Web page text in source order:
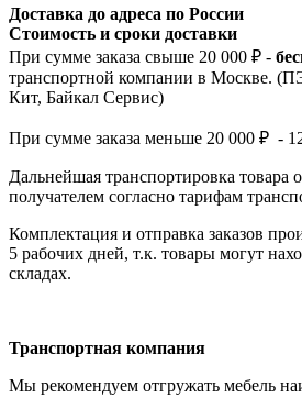
Доставка до адреса по России
Стоимость и сроки доставки
При сумме заказа свыше 20 000 ₽ -
транспортной компании в Москве.
Кит, Байкал Сервис)
При сумме заказа меньше 20 000 ₽ -
Дальнейшая транспортировка товара
получателем согласно тарифам
Комплектация и отправка заказов
5 рабочих дней, т.к. товары могут
складах.
Транспортная компания
Мы рекомендуем отгружать мебель